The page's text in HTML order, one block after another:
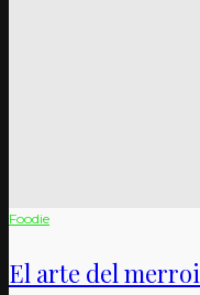
Foodie
El arte del